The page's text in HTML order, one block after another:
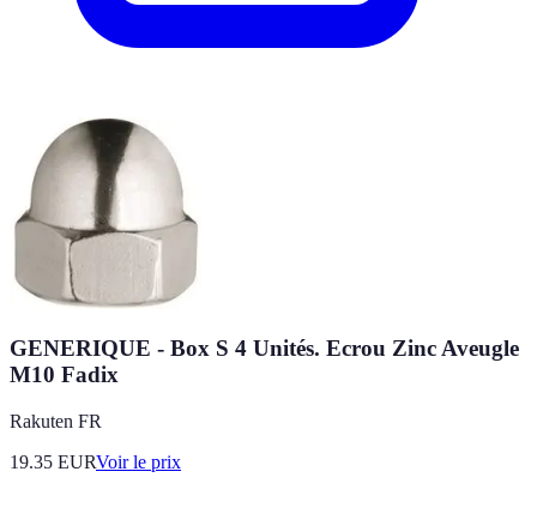
GENERIQUE - Box S 4 Unités. Ecrou Zinc Aveugle
M10 Fadix
Rakuten FR
19.35 EURVoir le prix